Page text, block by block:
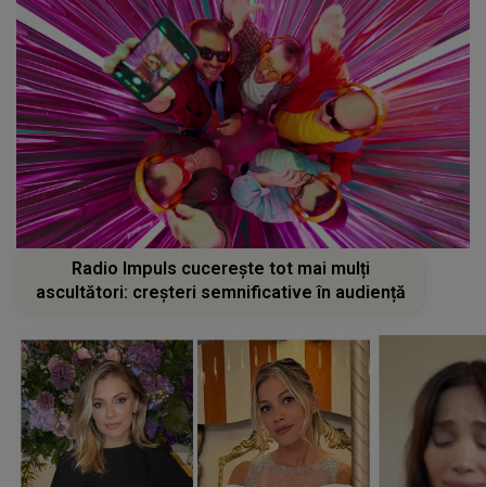
Radio Impuls cucerește tot mai mulți
ascultători: creșteri semnificative în audiență